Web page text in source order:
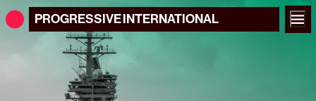
PROGRESSIVEINTERNATIONAL